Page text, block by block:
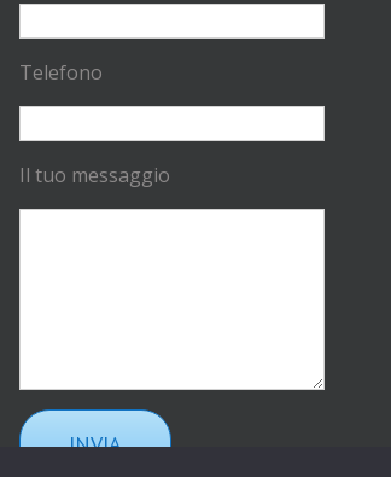
Telefono
Il tuo messaggio